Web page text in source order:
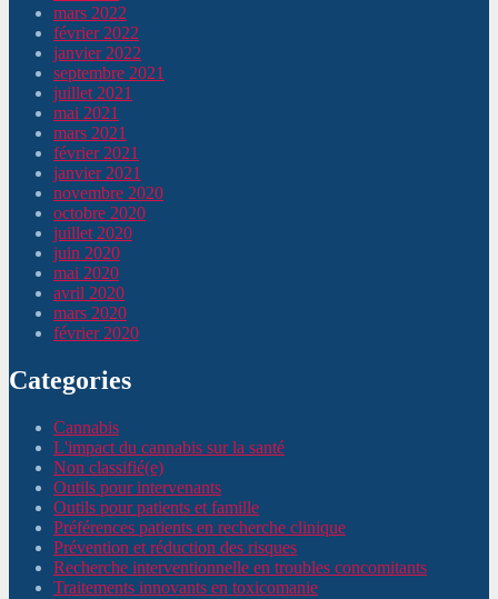
mars 2022
février 2022
janvier 2022
septembre 2021
juillet 2021
mai 2021
mars 2021
février 2021
janvier 2021
novembre 2020
octobre 2020
juillet 2020
juin 2020
mai 2020
avril 2020
mars 2020
février 2020
Categories
Cannabis
L'impact du cannabis sur la santé
Non classifié(e)
Outils pour intervenants
Outils pour patients et famille
Préférences patients en recherche clinique
Prévention et réduction des risques
Recherche interventionnelle en troubles concomitants
Traitements innovants en toxicomanie